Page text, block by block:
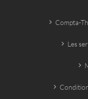
Compta-
Les